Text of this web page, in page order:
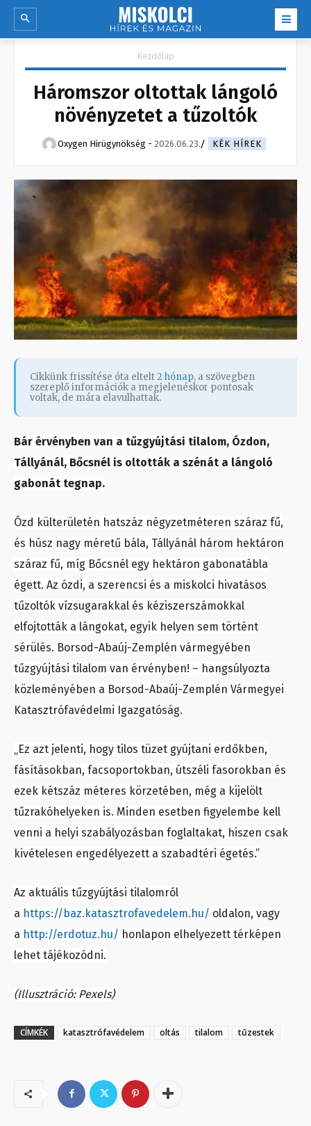
Kezdőlap
Háromszor oltottak lángoló
növényzetet a tűzoltók
Oxygen Hirügynökség - 2026.06.23. KÉK HÍREK
Cikkünk frissítése óta eltelt2 hónap, a szövegben
szereplő információk a megjelenéskor pontosak
voltak, de mára elavulhattak.
Bár érvényben van a tűzgyújtási tilalom, Ózdon,
Tállyánál, Bőcsnél is oltották a szénát a lángoló
gabonát tegnap.
Ózd külterületén hatszáz négyzetméteren száraz fű,
és húsz nagy méretű bála, Tállyánál három hektáron
száraz fű, míg Bőcsnél egy hektáron gabonatábla
égett. Az ózdi, a szerencsi és a miskolci hivatásos
tűzoltók vízsugarakkal és kéziszerszámokkal
elfojtották a lángokat, egyik helyen sem történt
sérülés. Borsod-Abaúj-Zemplén vármegyében
tűzgyújtási tilalom van érvényben! – hangsúlyozta
közleményében a Borsod-Abaúj-Zemplén Vármegyei
Katasztrófavédelmi Igazgatóság.
„Ez azt jelenti, hogy tilos tüzet gyújtani erdőkben,
fásításokban, facsoportokban, útszéli fasorokban és
ezek kétszáz méteres körzetében, még a kijelölt
tűzrakóhelyeken is. Minden esetben figyelembe kell
venni a helyi szabályozásban foglaltakat, hiszen csak
kivételesen engedélyezett a szabadtéri égetés.”
Az aktuális tűzgyújtási tilalomról
a https://baz.katasztrofavedelem.hu/ oldalon, vagy
a http://erdotuz.hu/ honlapon elhelyezett térképen
lehet tájékozódni.
(Illusztráció: Pexels)
CÍMKÉK katasztrófavédelem oltás tilalom tűzestek